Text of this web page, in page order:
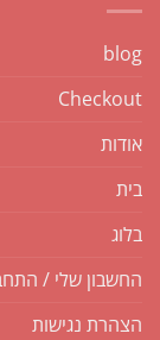
blog
Checkout
אודות
בית
בלוג
החשבון שלי /
הצהרת נגישות